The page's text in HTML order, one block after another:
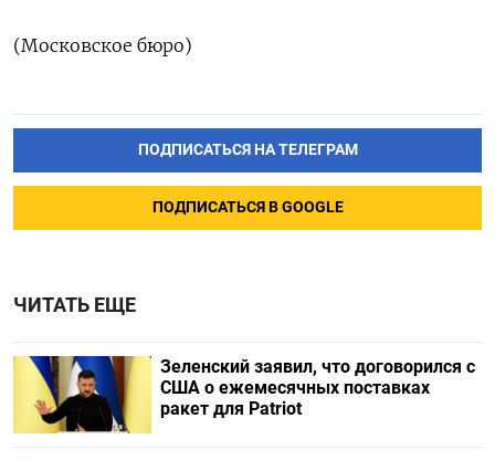
(Московское бюро)
ПОДПИСАТЬСЯ НА ТЕЛЕГРАМ
ПОДПИСАТЬСЯ В GOOGLE
ЧИТАТЬ ЕЩЕ
Зеленский заявил, что договорился с
США о ежемесячных поставках
ракет для Patriot